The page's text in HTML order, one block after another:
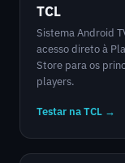
TCL
Sistema Android
acesso direto à
Store para os
players.
Testar na TCL →